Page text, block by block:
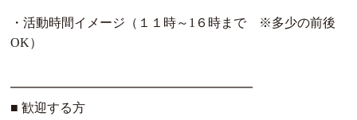
・活動時間イメージ（１１時～1６時まで ※多少の前後
OK）
━━━━━━━━━━━━━━━━━━━
■ 歓迎する方